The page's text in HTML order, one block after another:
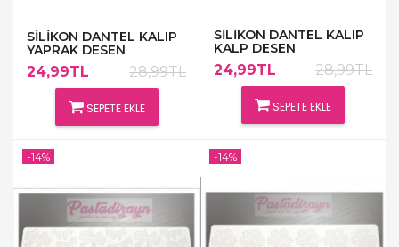
SİLİKON DANTEL KALIP
YAPRAK DESEN
24,99TL 28,99TL
SEPETE EKLE
SİLİKON DANTEL KALIP
KALP DESEN
24,99TL 28,99TL
SEPETE EKLE
-14% -14%